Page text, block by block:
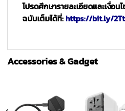
โปรดศึกษารายละเอียดและเงื่อน
ฉบับเต็มได้ที่:https://bit.ly/
Accessories & Gadget